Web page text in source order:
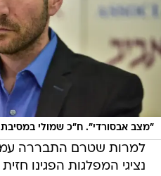
"מצב אבסורדי". ח"כ שמולי במסיבת
למרות שטרם התבררה
נציגי המפלגות הפגינו